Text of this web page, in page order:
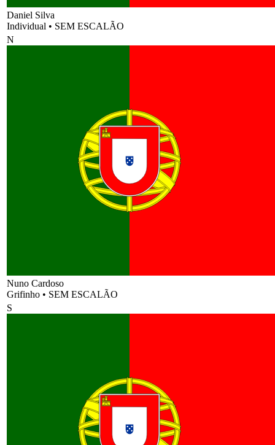
Daniel Silva
Individual • SEM ESCALÃO
N
Nuno Cardoso
Grifinho • SEM ESCALÃO
S